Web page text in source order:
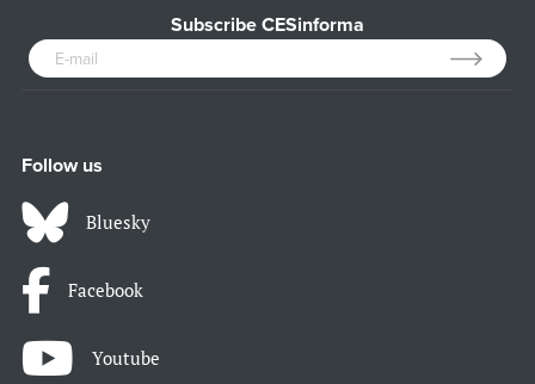
Subscribe CESinforma
Follow us
Bluesky
Facebook
Youtube